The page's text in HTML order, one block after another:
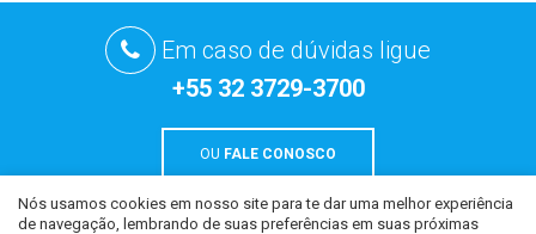
Nós usamos cookies em nosso site para te dar uma melhor experiência
de navegação, lembrando de suas preferências em suas próximas
Em caso de dúvidas ligue
+55 32 3729-3700
OU FALE CONOSCO
Todo o conteúdo deste site é de uso exclusivo da CCM Hospital São